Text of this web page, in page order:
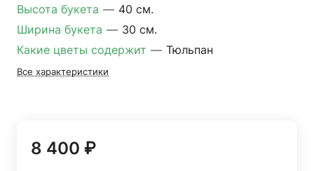
Высота букета — 40 см.
Ширина букета — 30 см.
Какие цветы содержит — Тюльпан
Все характеристики
8 400 ₽